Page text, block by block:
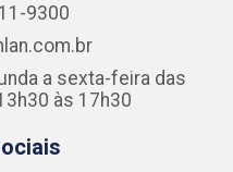
9300
a sexta-feira das
às 17h30